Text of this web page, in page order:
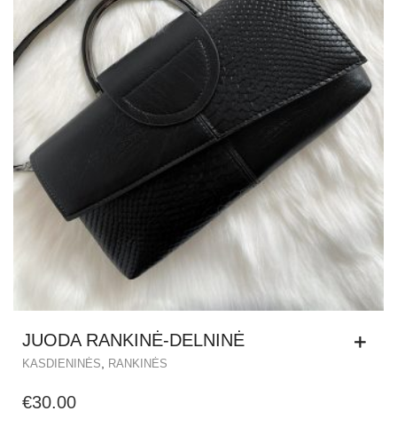
JUODA RANKINĖ-DELNINĖ
KASDIENINĖS, RANKINĖS
€30.00